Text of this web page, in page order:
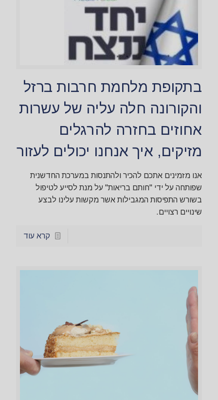
בתקופת מלחמת חרבות ברזל
והקורונה חלה עליה של עשרות
אחוזים בחזרה להרגלים
מזיקים, איך אנחנו יכולים לעזור
אנו מזמינים אתכם להכיר ולהתנסות במערכת החדשנית
שפותחה על ידי "חותם בריאות" על מנת לסייע לטיפול
בשורש התפיסות המגבילות אשר מקשות עלינו לבצע
שינויים רצויים.
קרא עוד